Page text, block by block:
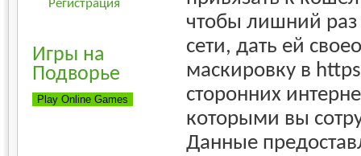
Регистрация
Игры на
Подворье
чтобы лишний раз
сети, дать ей
маскировку в
сторонних
которыми вы
Данные